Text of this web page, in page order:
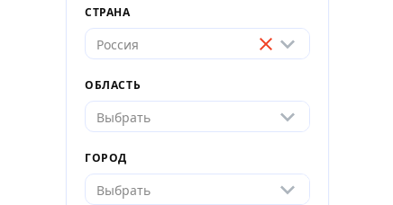
СТРАНА
Россия
ОБЛАСТЬ
Выбрать
ГОРОД
Выбрать